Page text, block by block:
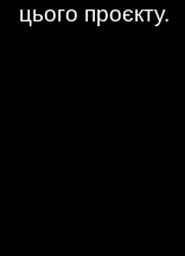
цього проєкту.